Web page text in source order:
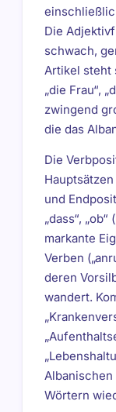
Die
schwach,
Artikel steht
„die Frau“,
zwingend
die das
Die
und
„dass“,
markante
Verben
deren
wandert.
Wörtern